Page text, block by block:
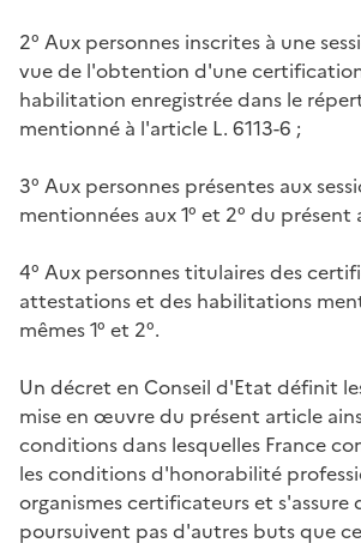
2° Aux personnes inscrites à une
vue de l'obtention d'une
habilitation enregistrée dans le
mentionné à l'article L. 6113-6 ;
3° Aux personnes présentes aux
mentionnées aux 1° et 2° du présent
4° Aux personnes titulaires des
attestations et des habilitations
mêmes 1° et 2°.
Un décret en Conseil d'Etat définit
mise en œuvre du présent article
conditions dans lesquelles France
les conditions d'honorabilité
organismes certificateurs et s'assure
poursuivent pas d'autres buts que